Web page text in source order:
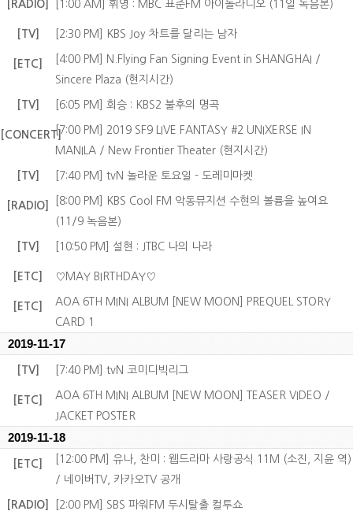
[RADIO] [1:00 AM] 휘영 : MBC 표준FM 아이돌라디오 (11일 녹음본)
[TV] [2:30 PM] KBS Joy 차트를 달리는 남자
[ETC]
[4:00 PM] N.Flying Fan Signing Event in SHANGHAI /
Sincere Plaza (현지시간)
[TV] [6:05 PM] 회승 : KBS2 불후의 명곡
[CONCERT][7:00 PM] 2019 SF9 LIVE FANTASY #2 UNIXERSE IN
MANILA / New Frontier Theater (현지시간)
[TV] [7:40 PM] tvN 놀라운 토요일 - 도레미마켓
[RADIO]
[8:00 PM] KBS Cool FM 악동뮤지션 수현의 볼륨을 높여요
(11/9 녹음본)
[TV] [10:50 PM] 설현 : JTBC 나의 나라
[ETC] ♡MAY BIRTHDAY♡
[ETC]
AOA 6TH MINI ALBUM [NEW MOON] PREQUEL STORY
CARD 1
2019-11-17
[TV] [7:40 PM] tvN 코미디빅리그
[ETC]
AOA 6TH MINI ALBUM [NEW MOON] TEASER VIDEO /
JACKET POSTER
2019-11-18
[ETC]
[12:00 PM] 유나, 찬미 : 웹드라마 사랑공식 11M (소진, 지윤 역)
/ 네이버TV, 카카오TV 공개
[RADIO] [2:00 PM] SBS 파워FM 두시탈출 컬투쇼